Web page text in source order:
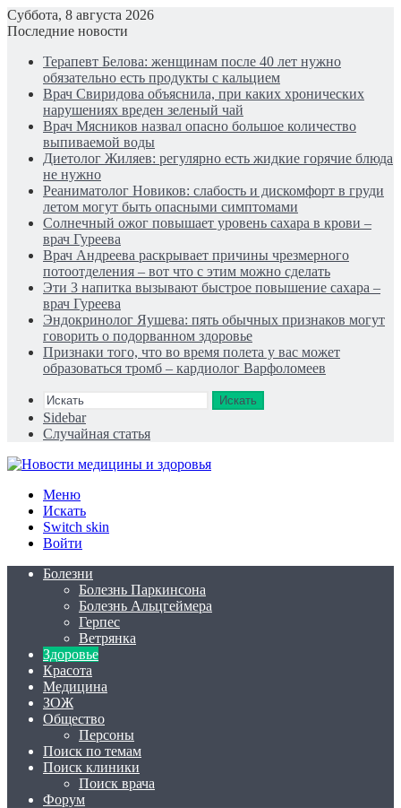
Суббота, 8 августа 2026
Последние новости
Терапевт Белова: женщинам после 40 лет нужно
обязательно есть продукты с кальцием
Врач Свиридова объяснила, при каких хронических
нарушениях вреден зеленый чай
Врач Мясников назвал опасно большое количество
выпиваемой воды
Диетолог Жиляев: регулярно есть жидкие горячие блюда
не нужно
Реаниматолог Новиков: слабость и дискомфорт в груди
летом могут быть опасными симптомами
Солнечный ожог повышает уровень сахара в крови –
врач Гуреева
Врач Андреева раскрывает причины чрезмерного
потоотделения – вот что с этим можно сделать
Эти 3 напитка вызывают быстрое повышение сахара –
врач Гуреева
Эндокринолог Яушева: пять обычных признаков могут
говорить о подорванном здоровье
Признаки того, что во время полета у вас может
образоваться тромб – кардиолог Варфоломеев
Искать
Sidebar
Случайная статья
Меню
Искать
Switch skin
Войти
Болезни
Болезнь Паркинсона
Болезнь Альцгеймера
Герпес
Ветрянка
Здоровье
Красота
Медицина
ЗОЖ
Общество
Персоны
Поиск по темам
Поиск клиники
Поиск врача
Форум